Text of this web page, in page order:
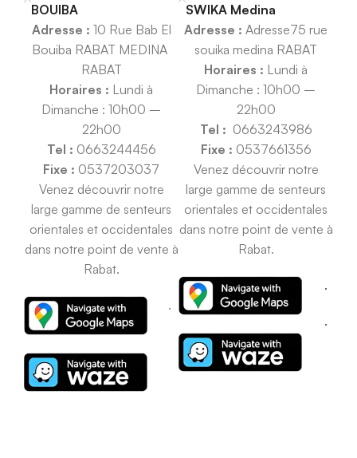
BOUIBA
Adresse : 10 Rue Bab El
Bouiba RABAT MEDINA
RABAT
Horaires : Lundi à
Dimanche : 10h00 –
22h00
Tel : 0663244456
Fixe : 0537203037
Venez découvrir notre
large gamme de senteurs
orientales et occidentales
dans notre point de vente à
Rabat.
.
SWIKA Medina
Adresse : Adresse75 rue
souika medina RABAT
Horaires : Lundi à
Dimanche : 10h00 –
22h00
Tel : 0663243986
Fixe : 0537661356
Venez découvrir notre
large gamme de senteurs
orientales et occidentales
dans notre point de vente à
Rabat.
.
.